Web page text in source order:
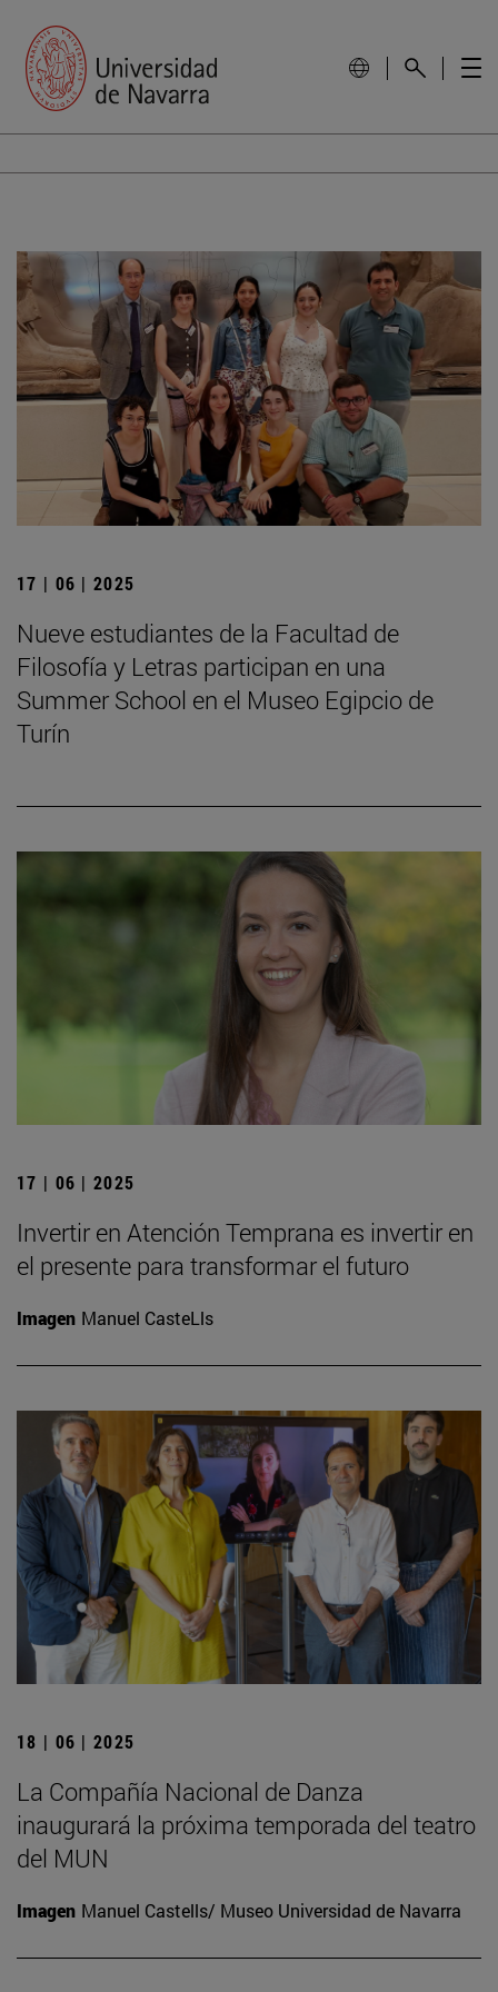
17 | 06 | 2025
Nueve estudiantes de la Facultad de
Filosofía y Letras participan en una
Summer School en el Museo Egipcio de
Turín
17 | 06 | 2025
Invertir en Atención Temprana es invertir en
el presente para transformar el futuro
Imagen Manuel CasteLls
18 | 06 | 2025
La Compañía Nacional de Danza
inaugurará la próxima temporada del teatro
del MUN
Imagen Manuel Castells/ Museo Universidad de Navarra